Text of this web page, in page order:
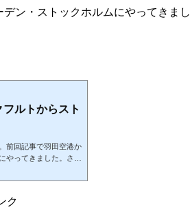
ン・ストックホルムにやってきまし
フルトからスト
前回記事で羽田空港か
やってきました。さら
入国もスムーズには
ク